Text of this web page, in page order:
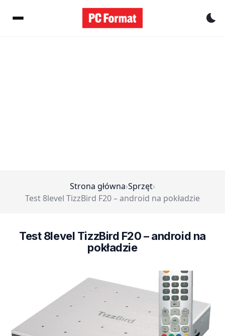
Strona główna›Sprzęt›
Test 8level TizzBird F20 – android na pokładzie
Test 8level TizzBird F20 – android na
pokładzie